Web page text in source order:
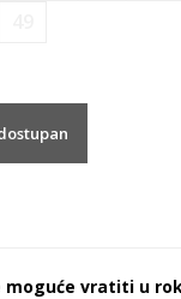
moguće vratiti u